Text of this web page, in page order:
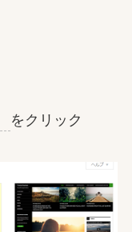
をクリック